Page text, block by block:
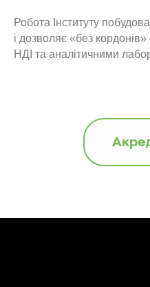
Робота Інституту
і дозволяє «без
НДІ та аналітичними